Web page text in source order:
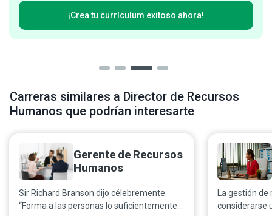
¡Crea tu currículum exitoso ahora!
Carreras similares a Director de Recursos
Humanos que podrían interesarte
Gerente de Recursos
Humanos
Sir Richard Branson dijo célebremente:
“Forma a las personas lo suficientemente
La gestión
considerarse